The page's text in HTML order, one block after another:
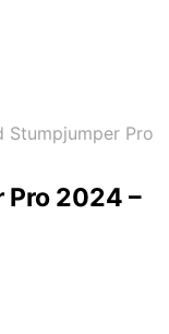
Stumpjumper Pro
2024 –